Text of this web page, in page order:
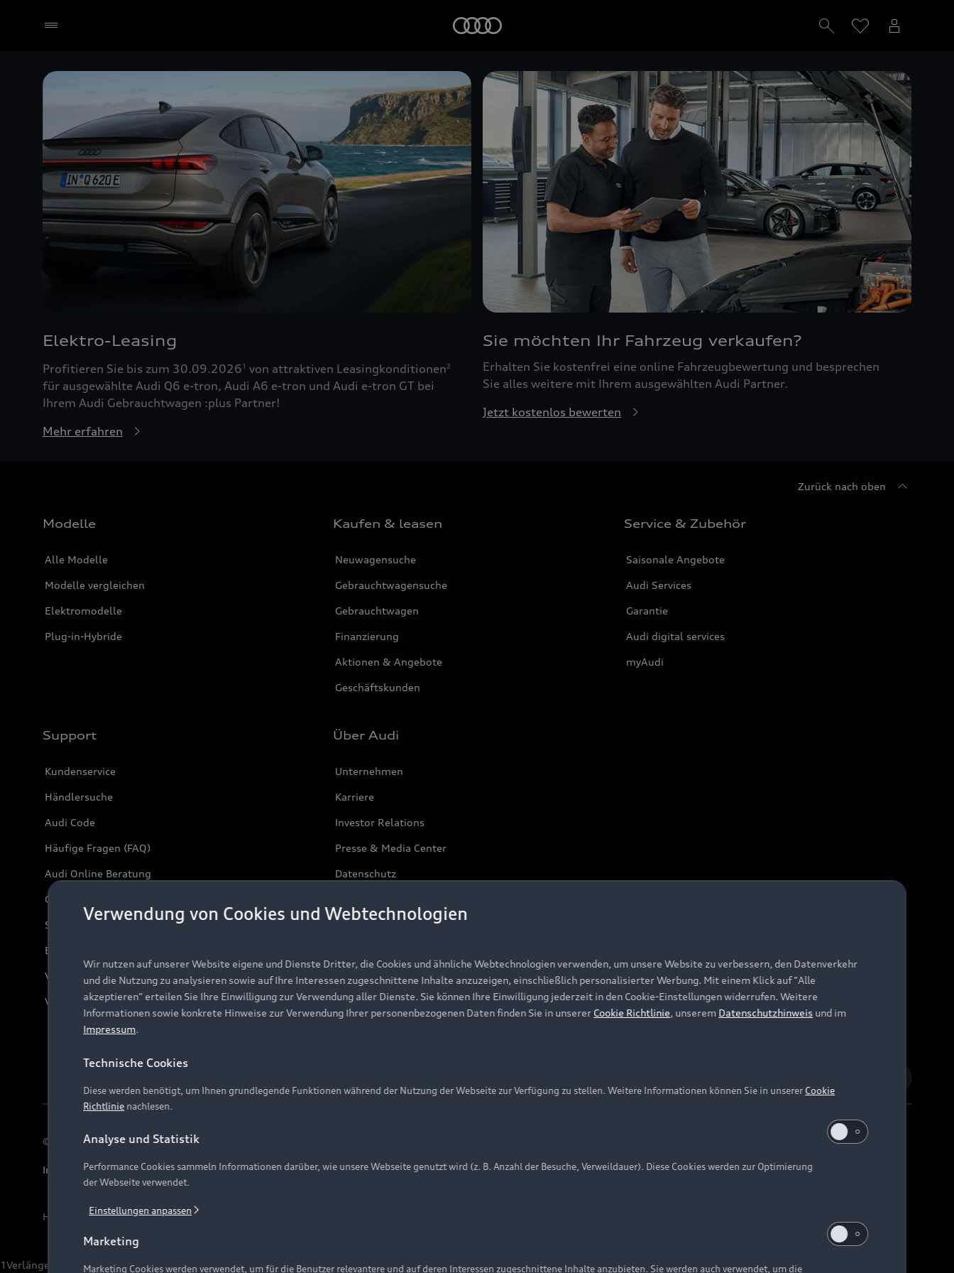
Elektro-Leasing
Profitieren Sie bis zum 30.09.20261 von attraktiven Leasingkonditionen2
für ausgewählte Audi Q6 e-tron, Audi A6 e-tron und Audi e-tron GT bei
Ihrem Audi Gebrauchtwagen :plus Partner!
Mehr erfahren
Sie möchten Ihr Fahrzeug verkaufen?
Erhalten Sie kostenfrei eine online Fahrzeugbewertung und besprechen
Sie alles weitere mit Ihrem ausgewählten Audi Partner.
Jetzt kostenlos bewerten
Zurück nach oben
Modelle
Alle Modelle
Modelle vergleichen
Elektromodelle
Plug-in-Hybride
Kaufen & leasen
Neuwagensuche
Gebrauchtwagensuche
Gebrauchtwagen
Finanzierung
Aktionen & Angebote
Geschäftskunden
Service & Zubehör
Saisonale Angebote
Audi Services
Garantie
Audi digital services
myAudi
Support
Kundenservice
Händlersuche
Audi Code
Häufige Fragen (FAQ)
Audi Online Beratung
Online-Terminvereinbarung
Servicekontakt
Bordbuch & Bedienungsanleitungen
Verträge kündigen
Vertrag widerrufen
Über Audi
Unternehmen
Karriere
Investor Relations
Presse & Media Center
Datenschutz
© 2026 AUDI AG. Alle Rechte vorbehalten
Impressum Rechtliches Hinweisgebersystem Datenschutzinformation Cookie-Einstellungen Cookie-Richtlinie Barrierefreiheit Digital Services Act
Hinweis: Die aktuelle Darstellung und Anordnung der Embleme am Fahrzeug bei allen Abbildungen auf dieser Webseite kann abweichen.
1Verlängerung vorbehalten.
Verwendung von Cookies und Webtechnologien
Wir nutzen auf unserer Website eigene und Dienste Dritter, die Cookies und ähnliche Webtechnologien verwenden, um unsere Website zu verbessern, den Datenverkehr
und die Nutzung zu analysieren sowie auf Ihre Interessen zugeschnittene Inhalte anzuzeigen, einschließlich personalisierter Werbung. Mit einem Klick auf "Alle
akzeptieren" erteilen Sie Ihre Einwilligung zur Verwendung aller Dienste. Sie können Ihre Einwilligung jederzeit in den Cookie-Einstellungen widerrufen. Weitere
Informationen sowie konkrete Hinweise zur Verwendung Ihrer personenbezogenen Daten finden Sie in unserer Cookie Richtlinie, unserem Datenschutzhinweis und im
Impressum.
Technische Cookies
Diese werden benötigt, um Ihnen grundlegende Funktionen während der Nutzung der Webseite zur Verfügung zu stellen. Weitere Informationen können Sie in unsererCookie
Richtlinie nachlesen.
Analyse und Statistik
Performance Cookies sammeln Informationen darüber, wie unsere Webseite genutzt wird (z. B. Anzahl der Besuche, Verweildauer). Diese Cookies werden zur Optimierung
der Webseite verwendet.
Einstellungen anpassen
Marketing
Marketing Cookies werden verwendet, um für die Benutzer relevantere und auf deren Interessen zugeschnittene Inhalte anzubieten. Sie werden auch verwendet, um die